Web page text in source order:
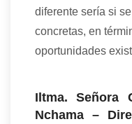
diferente sería si
concretas, en
oportunidades
Iltma. Señora
Nchama –